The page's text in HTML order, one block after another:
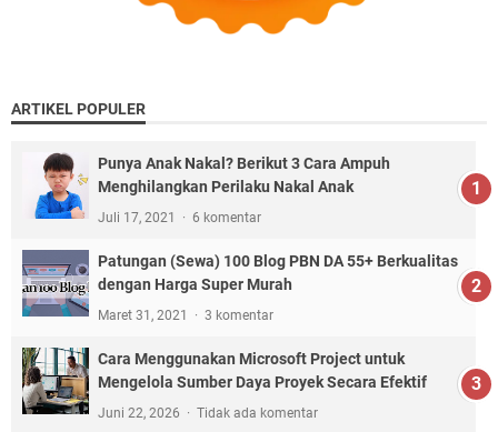
ARTIKEL POPULER
Punya Anak Nakal? Berikut 3 Cara Ampuh
Menghilangkan Perilaku Nakal Anak
Juli 17, 2021 6 komentar
Patungan (Sewa) 100 Blog PBN DA 55+ Berkualitas
dengan Harga Super Murah
Maret 31, 2021 3 komentar
Cara Menggunakan Microsoft Project untuk
Mengelola Sumber Daya Proyek Secara Efektif
Juni 22, 2026 Tidak ada komentar